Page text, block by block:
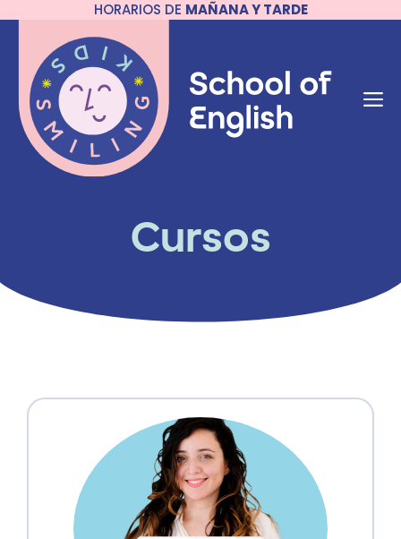
HORARIOS DE MAÑANA Y TARDE
contenido
Cursos